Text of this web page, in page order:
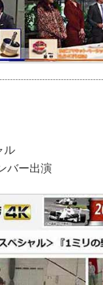
ル
バー出演